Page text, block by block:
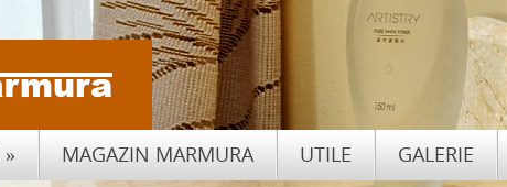
» MAGAZIN MARMURA UTILE GALERIE